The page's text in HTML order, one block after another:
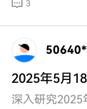
3
2025年5月
深入研究2025